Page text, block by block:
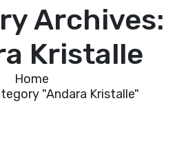
Archives:
Kristalle
Home
"Andara Kristalle"